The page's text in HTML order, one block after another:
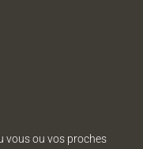
vous ou vos proches